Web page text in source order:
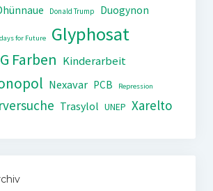
Donald Trump
Duogynon
for Future Glyphosat
Farben Kinderarbeit
Nexavar PCB Repression
Trasylol UNEP Xarelto